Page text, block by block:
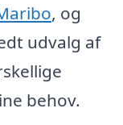
, og
udvalg af
behov.